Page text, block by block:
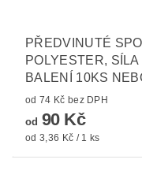
PŘEDVINUTÉ
POLYESTER,
BALENÍ 10KS
od 74 Kč bez DPH
od 90 Kč
od 3,36 Kč / 1 ks